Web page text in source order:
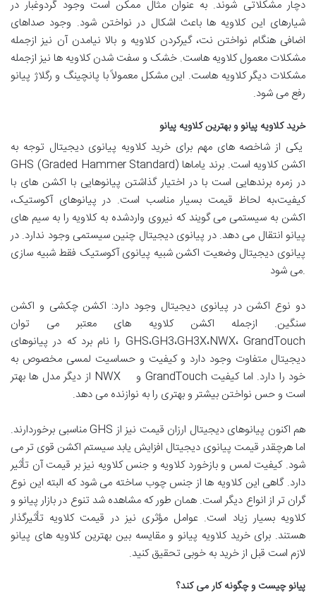
دچار مشکلاتی شوند. به عنوان مثال ممکن است وجود گردوغبار در
شیارهای این کلاویه ها باعث اشکال در نواختن شود. وجود صداهای
اضافی هنگام نواختن نت، گیرکردن کلاویه و بالا نیامدن آن نیز ازجمله
مشکلات معمول کلاویه هاست. خشک و سفت شدن کلاویه ها نیز ازجمله
مشکلات دیگر کلاویه هاست. این مشکل معمولاً با پانچینگ و رگلاژ پیانو
رفع می شود.
خرید کلاویه پیانو و بهترین کلاویه پیانو
یکی از شاخصه های مهم برای خرید کلاویه پیانوی دیجیتال توجه به
اکشن کلاویه GHS ‪(Graded Hammer Standard) است. برند یاماها
در زمره برندهایی است با در اختیار گذاشتن پیانوهایی با اکشن های با
کیفیت،به لحاظ قیمت بسیار مناسب است. در پیانوهای آکوستیک،
اکشن به سیستمی می گویند که نیروی واردشده به کلاویه را به سیم های
پیانو انتقال می دهد. در پیانوی دیجیتال چنین سیستمی وجود ندارد. در
پیانوی دیجیتال وضعیت اکشن شبیه پیانوی آکوستیک فقط شبیه سازی
می شود.
دو نوع اکشن در پیانوی دیجیتال وجود دارد: اکشن چکشی و اکشن
سنگین. ازجمله اکشن کلاویه های معتبر می توان
GHS،GH3،GH3X،NWX، GrandTouch را نام برد که در پیانوهای
دیجیتال متفاوت وجود دارد و کیفیت و حساسیت لمسی مخصوص به
خود را دارد. اما کیفیت GrandTouch و NWX از دیگر مدل ها بهتر
است و حس نواختن بیشتر و بهتری را به نوازنده می دهد.
هم اکنون پیانوهای دیجیتال ارزان قیمت نیز از GHS مناسبی برخوردارند.
اما هرچقدر قیمت پیانوی دیجیتال افزایش یابد سیستم اکشن قوی تر می
شود. کیفیت لمس و بازخورد کلاویه و جنس کلاویه نیز بر قیمت آن تأثیر
دارد. گاهی این کلاویه ها از جنس چوب ساخته می شود که البته این نوع
گران تر از انواع دیگر است. همان طور که مشاهده شد تنوع در بازار پیانو و
کلاویه بسیار زیاد است. عوامل مؤثری نیز در قیمت کلاویه تأثیرگذار
هستند. برای خرید کلاویه پیانو و مقایسه بین بهترین کلاویه های پیانو
لازم است قبل از خرید به خوبی تحقیق کنید.
پیانو چیست و چگونه کار می کند؟